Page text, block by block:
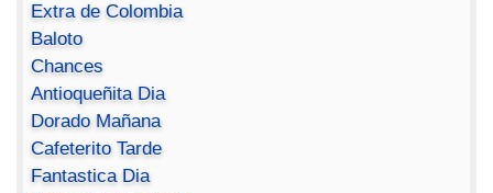
Extra de Colombia
Baloto
Chances
Antioqueñita Dia
Dorado Mañana
Cafeterito Tarde
Fantastica Dia